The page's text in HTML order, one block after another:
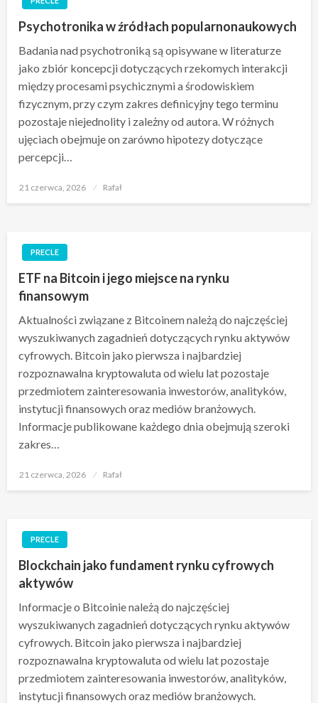
Psychotronika w źródłach popularnonaukowych
Badania nad psychotroniką są opisywane w literaturze
jako zbiór koncepcji dotyczących rzekomych interakcji
między procesami psychicznymi a środowiskiem
fizycznym, przy czym zakres definicyjny tego terminu
pozostaje niejednolity i zależny od autora. W różnych
ujęciach obejmuje on zarówno hipotezy dotyczące
percepcji…
Opublikowane
21 czerwca, 2026 Rafał
PRECLE
ETF na Bitcoin i jego miejsce na rynku
finansowym
Aktualności związane z Bitcoinem należą do najczęściej
wyszukiwanych zagadnień dotyczących rynku aktywów
cyfrowych. Bitcoin jako pierwsza i najbardziej
rozpoznawalna kryptowaluta od wielu lat pozostaje
przedmiotem zainteresowania inwestorów, analityków,
instytucji finansowych oraz mediów branżowych.
Informacje publikowane każdego dnia obejmują szeroki
zakres…
Opublikowane
21 czerwca, 2026 Rafał
PRECLE
Blockchain jako fundament rynku cyfrowych
aktywów
Informacje o Bitcoinie należą do najczęściej
wyszukiwanych zagadnień dotyczących rynku aktywów
cyfrowych. Bitcoin jako pierwsza i najbardziej
rozpoznawalna kryptowaluta od wielu lat pozostaje
przedmiotem zainteresowania inwestorów, analityków,
instytucji finansowych oraz mediów branżowych.